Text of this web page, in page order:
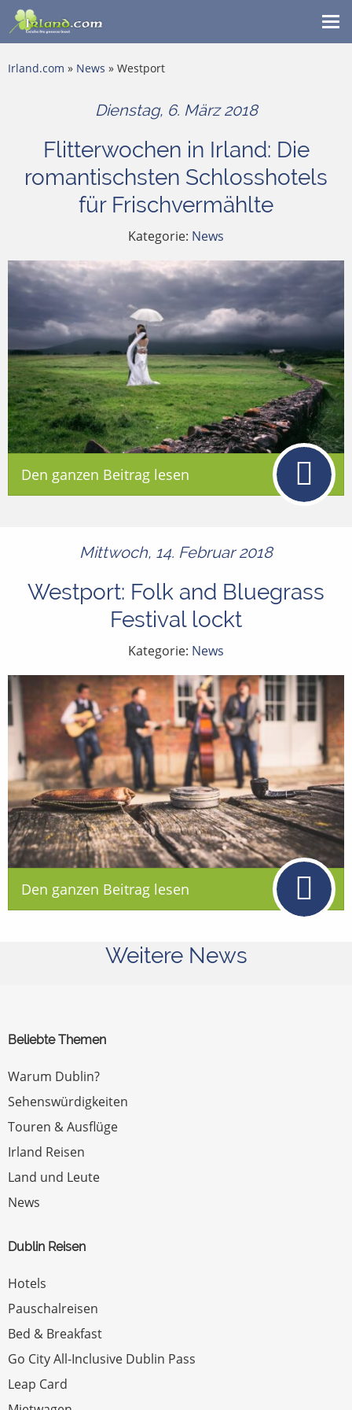
Irland.com » News » Westport
Dienstag, 6. März 2018
Flitterwochen in Irland: Die
romantischsten Schlosshotels
für Frischvermählte
Kategorie: News
Den ganzen Beitrag lesen
Mittwoch, 14. Februar 2018
Westport: Folk and Bluegrass
Festival lockt
Kategorie: News
Den ganzen Beitrag lesen
Weitere News
Beliebte Themen
Warum Dublin?
Sehenswürdigkeiten
Touren & Ausflüge
Irland Reisen
Land und Leute
News
Dublin Reisen
Hotels
Pauschalreisen
Bed & Breakfast
Go City All-Inclusive Dublin Pass
Leap Card